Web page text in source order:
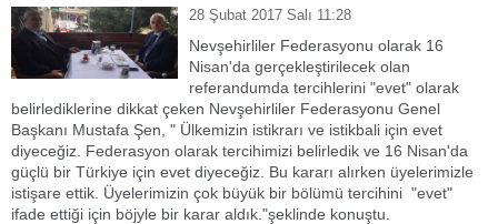
28 Şubat 2017 Salı 11:28
Nevşehirliler Federasyonu olarak 16
Nisan'da gerçekleştirilecek olan
referandumda tercihlerini "evet" olarak
belirlediklerine dikkat çeken Nevşehirliler Federasyonu Genel
Başkanı Mustafa Şen, " Ülkemizin istikrarı ve istikbali için evet
diyeceğiz. Federasyon olarak tercihimizi belirledik ve 16 Nisan'da
güçlü bir Türkiye için evet diyeceğiz. Bu kararı alırken üyelerimizle
istişare ettik. Üyelerimizin çok büyük bir bölümü tercihini "evet"
ifade ettiği için böjyle bir karar aldık."şeklinde konuştu.